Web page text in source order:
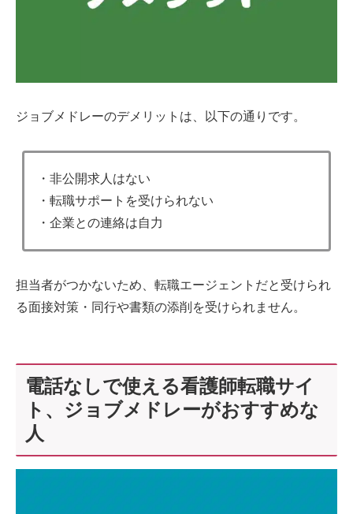
ジョブメドレーのデメリットは、以下の通りです。
・非公開求人はない
・転職サポートを受けられない
・企業との連絡は自力
担当者がつかないため、転職エージェントだと受けられ
る面接対策・同行や書類の添削を受けられません。
電話なしで使える看護師転職サイ
ト、ジョブメドレーがおすすめな
人